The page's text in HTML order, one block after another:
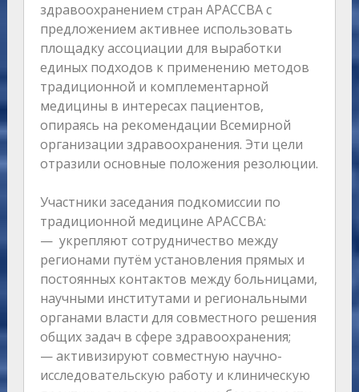
здравоохранением стран АРАССВА с
предложением активнее использовать
площадку ассоциации для выработки
единых подходов к применению методов
традиционной и комплементарной
медицины в интересах пациентов,
опираясь на рекомендации Всемирной
организации здравоохранения. Эти цели
отразили основные положения резолюции.
Участники заседания подкомиссии по
традиционной медицине АРАССВА:
— укрепляют сотрудничество между
регионами путём установления прямых и
постоянных контактов между больницами,
научными институтами и региональными
органами власти для совместного решения
общих задач в сфере здравоохранения;
— активизируют совместную научно-
исследовательскую работу и клиническую